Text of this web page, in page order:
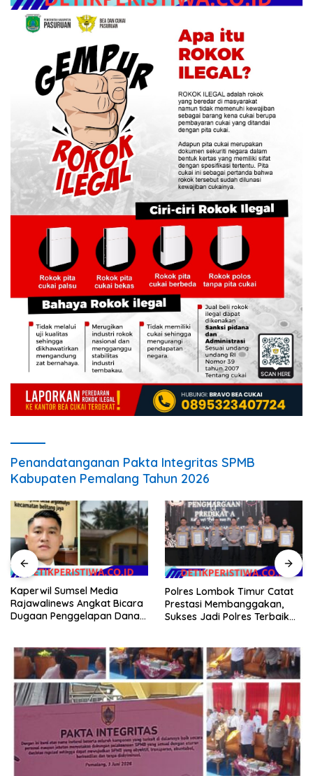
Penandatanganan Pakta Integritas SPMB
Kabupaten Pemalang Tahun 2026
Kaperwil Sumsel Media
Rajawalinews Angkat Bicara
Dugaan Penggelapan Dana
Hilang 3 Bulan Bawa
Anggaran Pembangunan
Polres Lombok Timur Catat
Prestasi Membanggakan,
Sukses Jadi Polres Terbaik